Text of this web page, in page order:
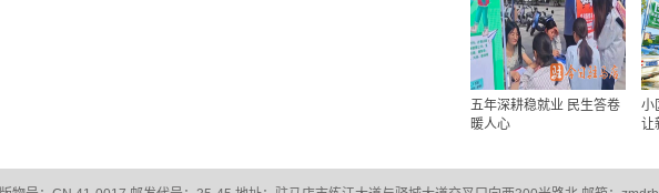
五年深耕稳就业 民生答卷
暖人心
小
让